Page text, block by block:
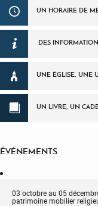
UN HORAIRE DE
DES
UNE ÉGLISE, UNE
UN LIVRE, UN
ÉVÉNEMENTS
03 octobre au 05
patrimoine mobilier